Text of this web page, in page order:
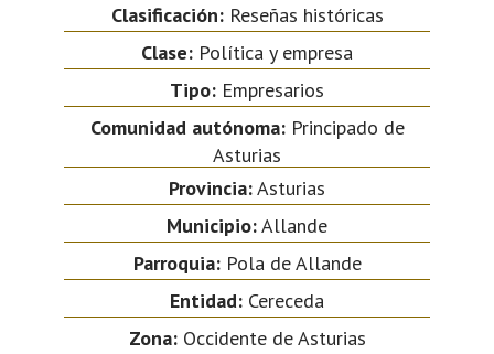
Clasificación:Reseñas históricas
Clase: Política y empresa
Tipo: Empresarios
Comunidad autónoma:Principado de
Asturias
Provincia:Asturias
Municipio:Allande
Parroquia:Pola de Allande
Entidad: Cereceda
Zona:Occidente de Asturias